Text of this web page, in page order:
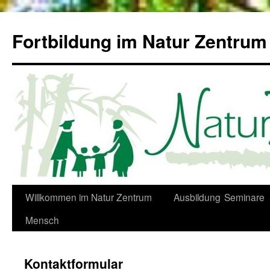
springen
Fortbildung im Natur
Willkommen im Natur Zentrum
Mensch
Ausbildung Seminare
Kontaktformular